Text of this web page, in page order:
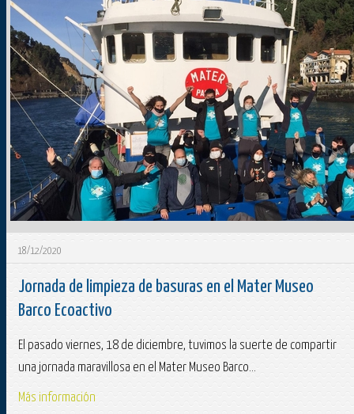
18/12/2020
Jornada de limpieza de basuras en el Mater Museo
Barco Ecoactivo
El pasado viernes, 18 de diciembre, tuvimos la suerte de compartir
una jornada maravillosa en el Mater Museo Barco...
Más información